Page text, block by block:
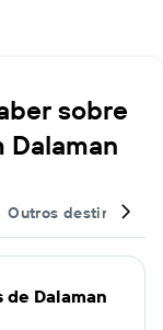
sobre
Dalaman
Outros destinos
Dalaman